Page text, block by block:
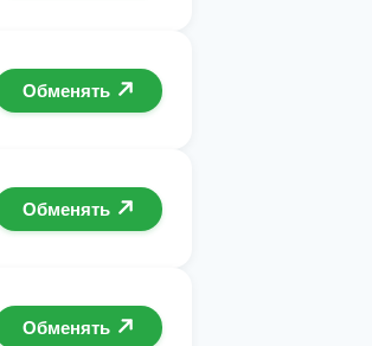
Обменять
Обменять
Обменять